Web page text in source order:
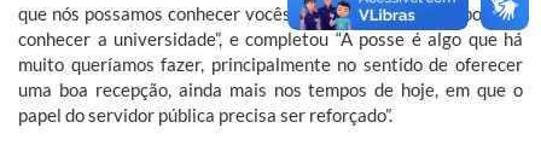
que nós possamos conhecer vocês, mas para que vocês possam
conhecer a universidade”, e completou “A posse é algo que há
muito queríamos fazer, principalmente no sentido de oferecer
uma boa recepção, ainda mais nos tempos de hoje, em que o
papel do servidor pública precisa ser reforçado”.